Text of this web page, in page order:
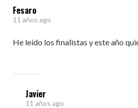
Fesaro
11 años ago
He leído los finalistas y este año
Javier
11 años ago